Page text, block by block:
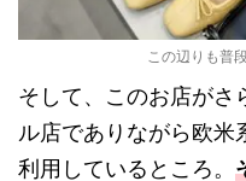
この辺りも普
そして、このお店がさ
ル店でありながら欧米
利用しているところ。